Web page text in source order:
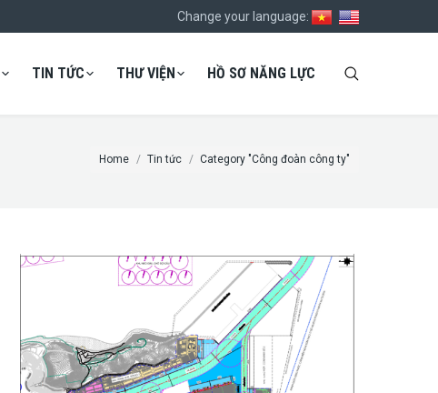
Change your language:
TIN TỨC THƯ VIỆN HỒ SƠ NĂNG LỰC
Home Tin tức Category "Công đoàn công ty"